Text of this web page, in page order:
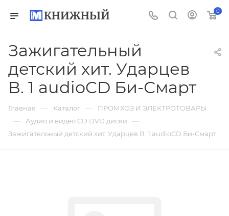
0
Зажигательный
детский хит. Ударцев
В. 1 audioCD Би-Смарт
Главная — Каталог — ПРОМХОЗ И ЭЛЕКТРОТОВАРЫ
— Аудио и видео CD DVD диски —
Зажигательный детский хит. Ударцев В. 1 audioCD Би-Смарт